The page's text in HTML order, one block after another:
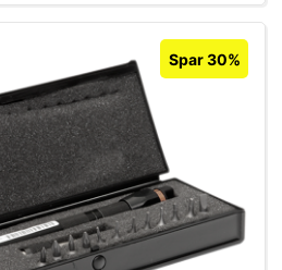
Spar 30%